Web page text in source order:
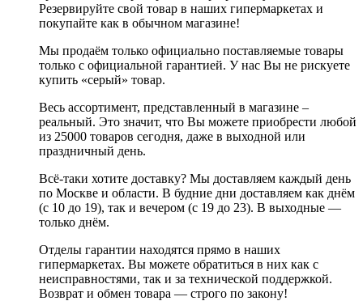
Резервируйте свой товар в наших гипермаркетах и
покупайте как в обычном магазине!
Мы продаём только официально поставляемые товары
только c официальной гарантией. У нас Вы не рискуете
купить «серый» товар.
Весь ассортимент, представленный в магазине –
реальный. Это значит, что Вы можете приобрести любой
из 25000 товаров сегодня, даже в выходной или
праздничный день.
Всё-таки хотите доставку? Мы доставляем каждый день
по Москве и области. В будние дни доставляем как днём
(с 10 до 19), так и вечером (с 19 до 23). В выходные —
только днём.
Отделы гарантии находятся прямо в наших
гипермаркетах. Вы можете обратиться в них как с
неисправностями, так и за технической поддержкой.
Возврат и обмен товара — строго по закону!